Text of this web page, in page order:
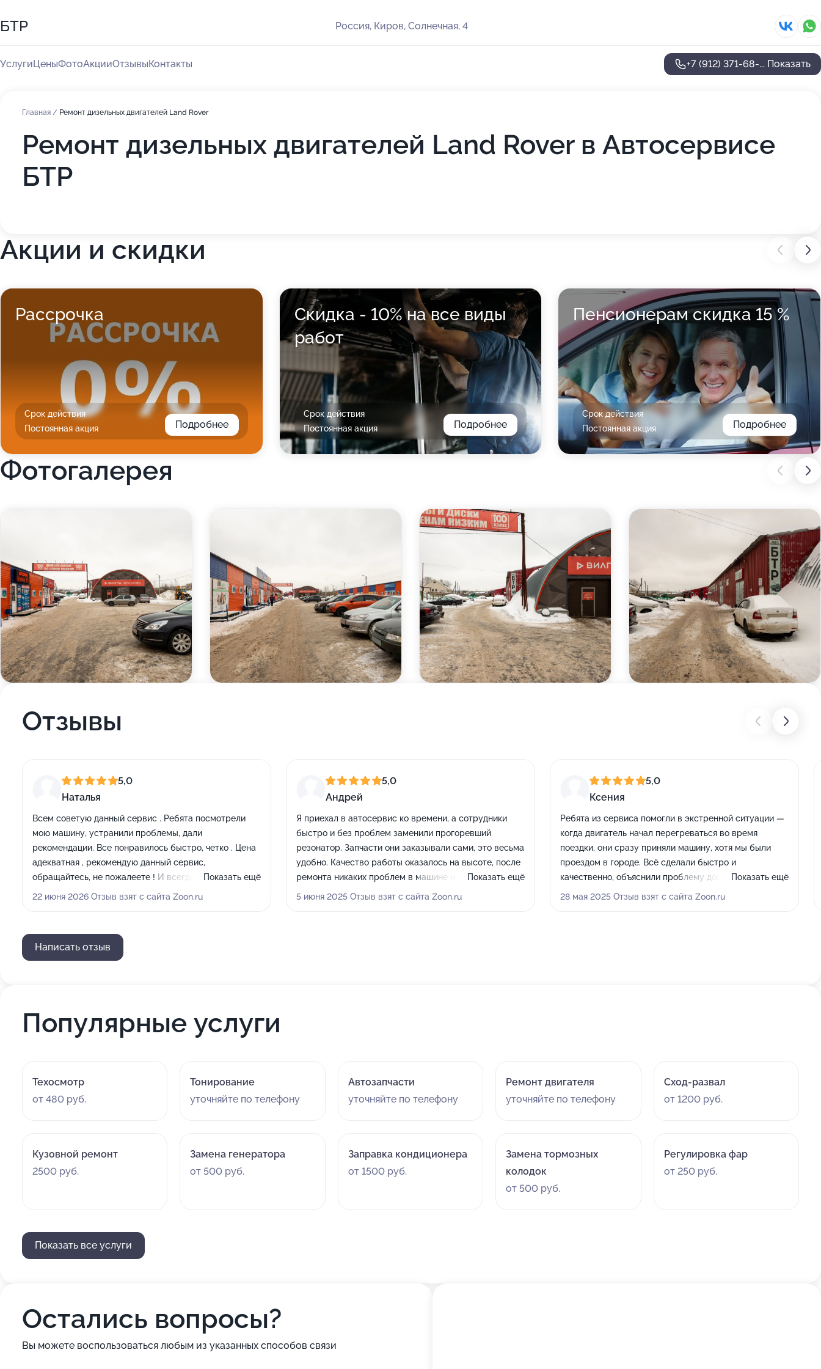
БТР Россия, Киров, Солнечная, 4
УслугиЦеныФотоАкцииОтзывыКонтакты +7 (912) 371-68-... Показать
Главная / Ремонт дизельных двигателей Land Rover
Ремонт дизельных двигателей Land Rover в Автосервисе
БТР
Акции и скидки
Рассрочка
Срок действия
Постоянная акция
Подробнее
Скидка - 10% на все виды
работ
Срок действия
Постоянная акция
Подробнее
Пенсионерам скидка 15 %
Срок действия
Постоянная акция
Подробнее
Фотогалерея
Отзывы
5,0
Наталья
Всем советую данный сервис . Ребята посмотрели
мою машину, устранили проблемы, дали
рекомендации. Все понравилось быстро, четко . Цена
адекватная , рекомендую данный сервис,
обращайтесь, не пожалеете ! И всегда есть связь с
директором . Дальше буду приезжать в БТР на
Показать ещё
22 июня 2026 Отзыв взят с сайта Zoon.ru
5,0
Андрей
Я приехал в автосервис ко времени, а сотрудники
быстро и без проблем заменили прогоревший
резонатор. Запчасти они заказывали сами, это весьма
удобно. Качество работы оказалось на высоте, после
ремонта никаких проблем в машине не возникло.
Плюс ко всему специалисты отнеслись ко мне
Показать ещё
5 июня 2025 Отзыв взят с сайта Zoon.ru
5,0
Ксения
Ребята из сервиса помогли в экстренной ситуации —
когда двигатель начал перегреваться во время
поездки, они сразу приняли машину, хотя мы были
проездом в городе. Всё сделали быстро и
качественно, объяснили проблему доступным языком,
хотя я не особо разбираюсь в технике. Пригнали
Показать ещё
28 мая 2025 Отзыв взят с сайта Zoon.ru
Написать отзыв
Популярные услуги
Техосмотр
от 480 руб.
Тонирование
уточняйте по телефону
Автозапчасти
уточняйте по телефону
Ремонт двигателя
уточняйте по телефону
Сход-развал
от 1200 руб.
Кузовной ремонт
2500 руб.
Замена генератора
от 500 руб.
Заправка кондиционера
от 1500 руб.
Замена тормозных
колодок
от 500 руб.
Регулировка фар
от 250 руб.
Показать все услуги
Остались вопросы?
Вы можете воспользоваться любым из указанных способов связи